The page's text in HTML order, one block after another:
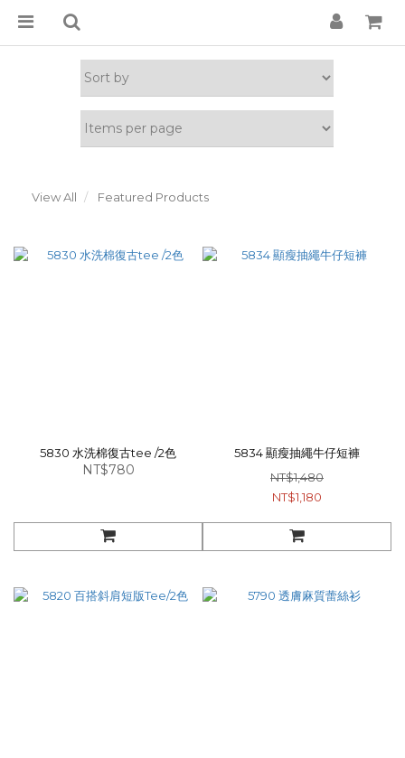
View All Featured Products
5830 水洗棉復古tee /2色
NT$780
5834 顯瘦抽繩牛仔短褲
NT$1,480
NT$1,180